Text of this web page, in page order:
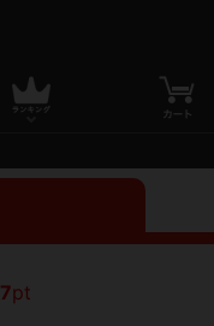
pt